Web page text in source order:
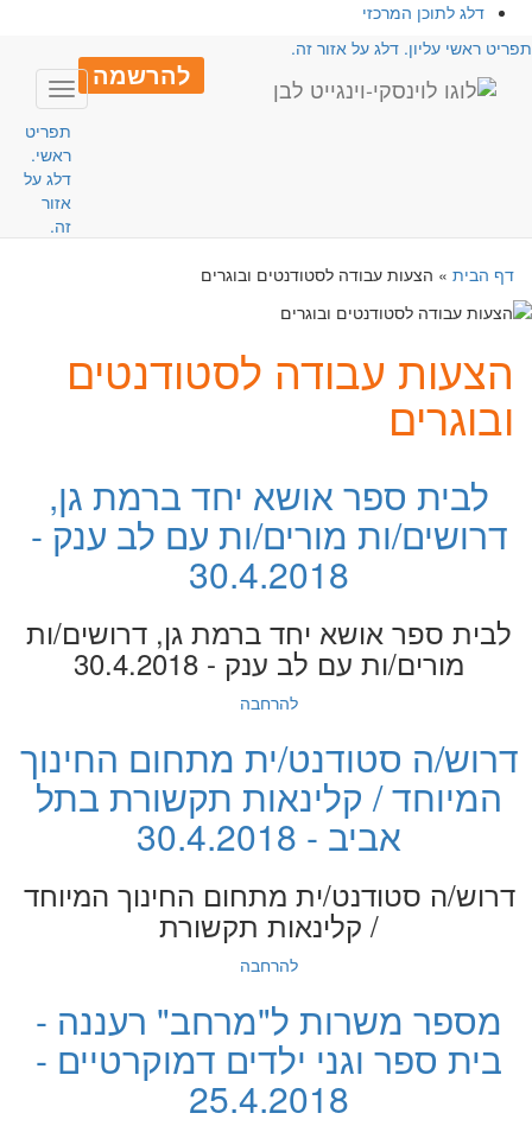
דלג לתוכן המרכזי
ראשי עליון. דלג על אזור זה.
להרשמה
Toggle
תפריט
ראשי.
דלג על
אזור
זה.
דף הבית» הצעות עבודה לסטודנטים ובוגרים
הצעות עבודה לסטודנטים
ובוגרים
לבית ספר אושא יחד ברמת גן,
דרושים/ות מורים/ות עם לב ענק -
30.4.2018
לבית ספר אושא יחד ברמת גן, דרושים/ות
מורים/ות עם לב ענק - 30.4.2018
להרחבה
דרוש/ה סטודנט/ית מתחום החינוך
המיוחד / קלינאות תקשורת בתל
אביב - 30.4.2018
דרוש/ה סטודנט/ית מתחום החינוך המיוחד
/ קלינאות תקשורת
להרחבה
מספר משרות ל"מרחב" רעננה -
בית ספר וגני ילדים דמוקרטיים -
25.4.2018